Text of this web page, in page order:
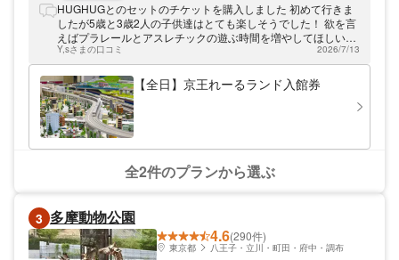
HUGHUGとのセットのチケットを購入しました 初めて行きま
したが5歳と3歳2人の子供達はとても楽しそうでした！ 欲を言
えばプラレールとアスレチックの遊ぶ時間を増やしてほしいで
す…
Y,sさまの口コミ 2026/7/13
【全日】京王れーるランド入館券
全2件のプランから選ぶ
3 多摩動物公園
4.6(290件)
東京都 八王子・立川・町田・府中・調布